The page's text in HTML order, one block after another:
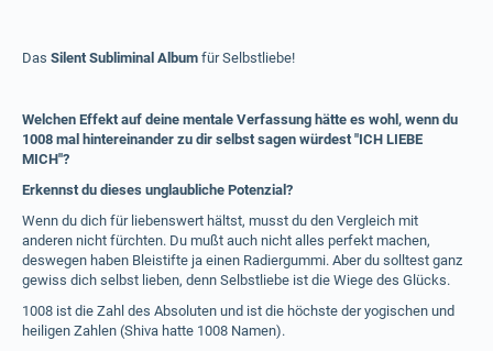
Das Silent Subliminal Album für Selbstliebe!
Welchen Effekt auf deine mentale Verfassung hätte es wohl, wenn du
1008 mal hintereinander zu dir selbst sagen würdest "ICH LIEBE
MICH"?
Erkennst du dieses unglaubliche Potenzial?
Wenn du dich für liebenswert hältst, musst du den Vergleich mit
anderen nicht fürchten. Du mußt auch nicht alles perfekt machen,
deswegen haben Bleistifte ja einen Radiergummi. Aber du solltest ganz
gewiss dich selbst lieben, denn Selbstliebe ist die Wiege des Glücks.
1008 ist die Zahl des Absoluten und ist die höchste der yogischen und
heiligen Zahlen (Shiva hatte 1008 Namen).